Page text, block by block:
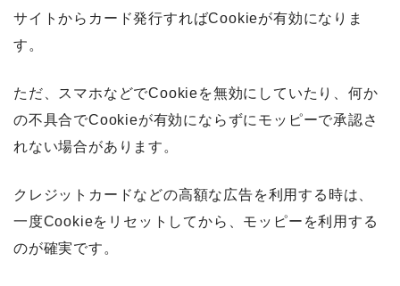
サイトからカード発行すればCookieが有効になりま
す。
ただ、スマホなどでCookieを無効にしていたり、何か
の不具合でCookieが有効にならずにモッピーで承認さ
れない場合があります。
クレジットカードなどの高額な広告を利用する時は、
一度Cookieをリセットしてから、モッピーを利用する
のが確実です。